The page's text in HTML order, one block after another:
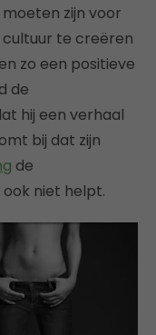
zijn voor
te creëren
zo een positieve
de
hij een verhaal
bij dat zijn
de
niet helpt.